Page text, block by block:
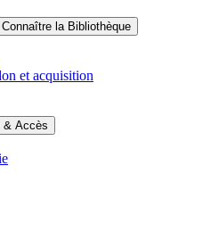
Connaître la Bibliothèque
et acquisition
& Accès